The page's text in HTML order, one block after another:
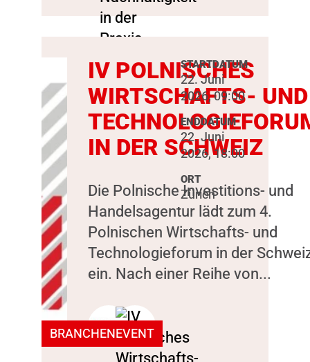
BRANCHENEVENT
IV POLNISCHES
WIRTSCHAFTS- UND
IN DER SCHWEIZ
Die Polnische Investitions- und
Handelsagentur lädt zum 4.
Polnischen Wirtschafts- und
Technologieforum in der
ein. Nach einer Reihe von...
STARTDATUM
22. Juni
2026, 09:00
ENDDATUM
22. Juni
2026, 18:00
ORT
Zürich